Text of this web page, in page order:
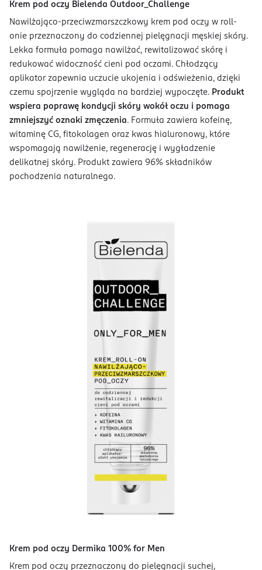
Krem pod oczy Bielenda Outdoor_Challenge
Nawilżająco-przeciwzmarszczkowy krem pod oczy w roll-
onie przeznaczony do codziennej pielęgnacji męskiej skóry.
Lekka formuła pomaga nawilżać, rewitalizować skórę i
redukować widoczność cieni pod oczami. Chłodzący
aplikator zapewnia uczucie ukojenia i odświeżenia, dzięki
czemu spojrzenie wygląda na bardziej wypoczęte. Produkt
wspiera poprawę kondycji skóry wokół oczu i pomaga
zmniejszyć oznaki zmęczenia. Formuła zawiera kofeinę,
witaminę CG, fitokolagen oraz kwas hialuronowy, które
wspomagają nawilżenie, regenerację i wygładzenie
delikatnej skóry. Produkt zawiera 96% składników
pochodzenia naturalnego.
Krem pod oczy Dermika 100% for Men
Krem pod oczy przeznaczony do pielęgnacji suchej,